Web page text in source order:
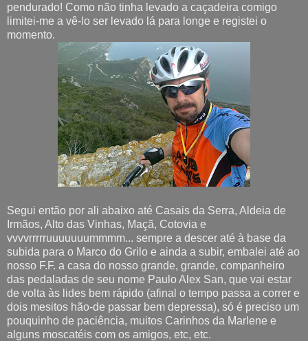
pendurado! Como não tinha levado a caçadeira comigo
limitei-me a vê-lo ser levado lá para longe e registei o
momento.
Segui então por ali abaixo até Casais da Serra, Aldeia de
Irmãos, Alto das Vinhas, Maçã, Cotovia e
vvvvrrrrruuuuuuummmm... sempre a descer até à base da
subida para o Marco do Grilo e ainda a subir, embalei até ao
nosso F.F. a casa do nosso grande, grande, companheiro
das pedaladas de seu nome Paulo Alex San, que vai estar
de volta às lides bem rápido (afinal o tempo passa a correr e
dois mesitos hão-de passar bem depressa), só é preciso um
pouquinho de paciência, muitos Carinhos da Marlene e
alguns moscatéis com os amigos, etc, etc.